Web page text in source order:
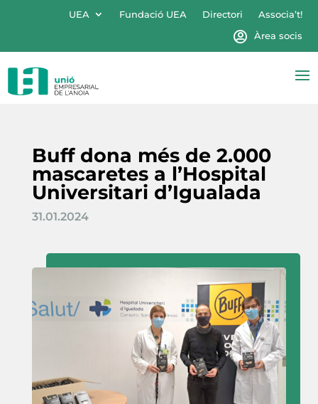
UEA Fundació UEA Directori
Associa’t!
Àrea socis
Buff dona més de 2.000
mascaretes a l’Hospital
Universitari d’Igualada
31.01.2024